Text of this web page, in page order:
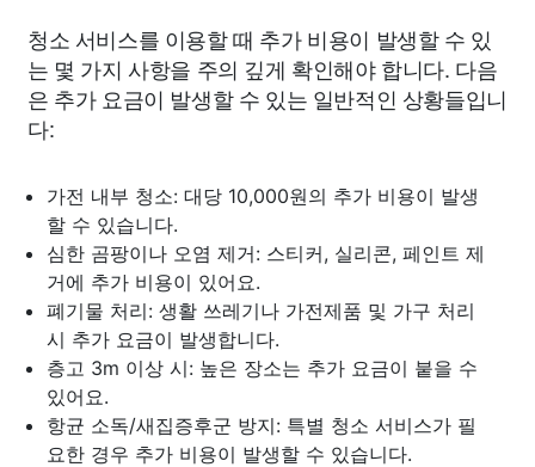
청소 서비스를 이용할 때 추가 비용이 발생할 수 있
는 몇 가지 사항을 주의 깊게 확인해야 합니다. 다음
은 추가 요금이 발생할 수 있는 일반적인 상황들입니
다:
가전 내부 청소: 대당 10,000원의 추가 비용이 발생
할 수 있습니다.
심한 곰팡이나 오염 제거: 스티커, 실리콘, 페인트 제
거에 추가 비용이 있어요.
폐기물 처리: 생활 쓰레기나 가전제품 및 가구 처리
시 추가 요금이 발생합니다.
층고 3m 이상 시: 높은 장소는 추가 요금이 붙을 수
있어요.
항균 소독/새집증후군 방지: 특별 청소 서비스가 필
요한 경우 추가 비용이 발생할 수 있습니다.